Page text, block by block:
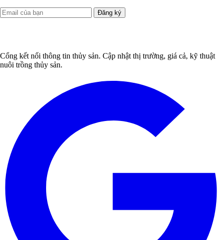
Đăng ký
Cổng kết nối thông tin thủy sản. Cập nhật thị trường, giá cả, kỹ thuật
nuôi trồng thủy sản.